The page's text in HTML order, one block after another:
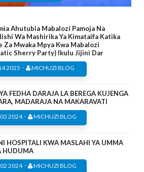
Ahutubia Mabalozi Pamoja Na
Wa Mashirika Ya Kimataifa Katika
Za Mwaka Mpya Kwa Mabalozi
Sherry Party) Ikulu Jijini Dar
2025 - MICHUZI BLOG
FEDHA DARAJA LA BEREGA KUJENGA
MADARAJA NA MAKARAVATI
2024- MICHUZI BLOG
HOSPITALI KWA MASLAHI YA UMMA
HUDUMA
2024- MICHUZI BLOG